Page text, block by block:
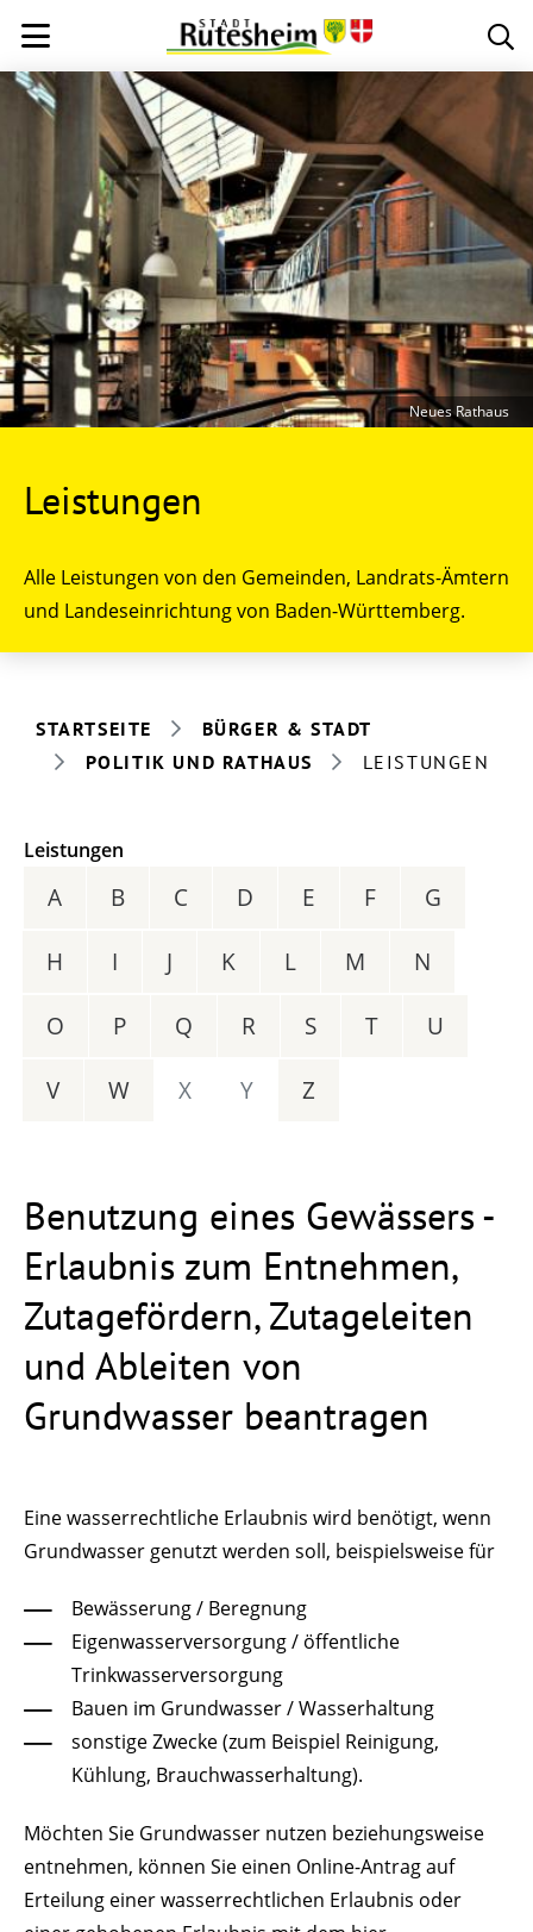
Leistungen
Alle Leistungen von den Gemeinden, Landrats-Ämtern
und Landeseinrichtung von Baden-Württemberg.
Neues Rathaus
STARTSEITE
BÜRGER & STADT
POLITIK UND RATHAUS
LEISTUNGEN
Leistungen
A B C D E F G
H I J K L M N
O P Q R S T U
V W X Y Z
Benutzung eines Gewässers -
Erlaubnis zum Entnehmen,
Zutagefördern, Zutageleiten
und Ableiten von
Grundwasser beantragen
Eine wasserrechtliche Erlaubnis wird benötigt, wenn
Grundwasser genutzt werden soll, beispielsweise für
Bewässerung / Beregnung
Eigenwasserversorgung / öffentliche
Trinkwasserversorgung
Bauen im Grundwasser / Wasserhaltung
sonstige Zwecke(zum Beispiel Reinigung,
Kühlung, Brauchwasserhaltung).
Möchten Sie Grundwasser nutzen beziehungsweise
entnehmen, können Sie einen Online-Antrag auf
Erteilung einer wasserrechtlichen Erlaubnis oder